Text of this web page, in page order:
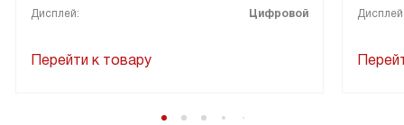
Дисплей:
Цифровой
Перейти к товару